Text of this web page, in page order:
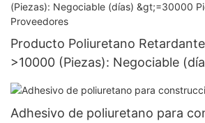
Producto Poliuretano
>10000 (Piezas): Negociable
Piezas US.7 Proveedores
Adhesivo de poliuretano para